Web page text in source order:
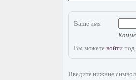
Ваше имя
Вы можете войти под
Введите нижние